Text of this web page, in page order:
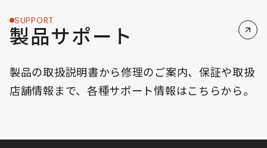
SUPPORT
製品サポート
製品の取扱説明書から修理のご案内、保証や取扱
店舗情報まで、各種サポート情報はこちらから。